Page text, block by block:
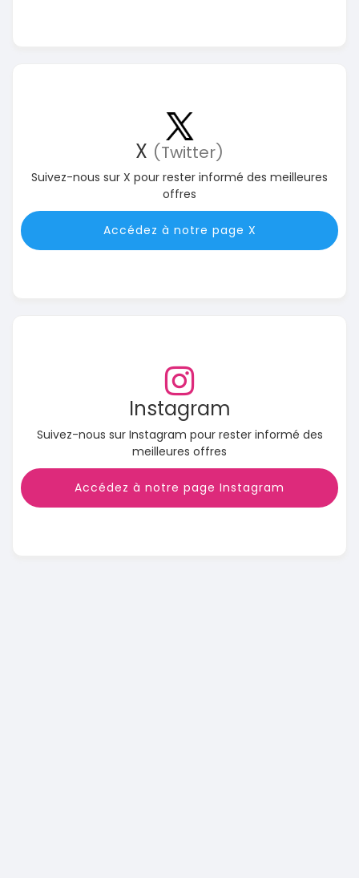
X (Twitter)
Suivez-nous sur X pour rester informé des meilleures
offres
Accédez à notre page X
Instagram
Suivez-nous sur Instagram pour rester informé des
meilleures offres
Accédez à notre page Instagram